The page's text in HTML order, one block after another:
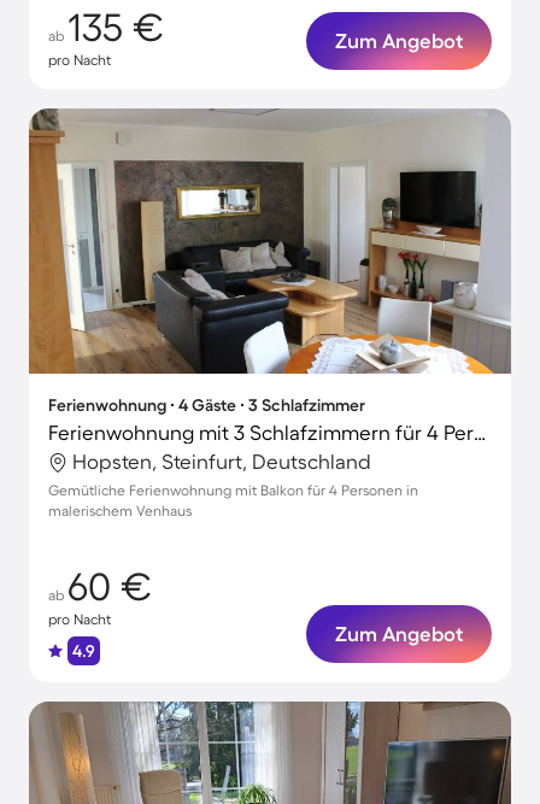
ab 135 €
pro Nacht
Zum Angebot
Ferienwohnung ∙ 4 Gäste ∙ 3 Schlafzimmer
Ferienwohnung mit 3 Schlafzimmern für 4 Personen
Hopsten, Steinfurt, Deutschland
Gemütliche Ferienwohnung mit Balkon für 4 Personen in
malerischem Venhaus
ab 60 €
pro Nacht
4.9
Zum Angebot